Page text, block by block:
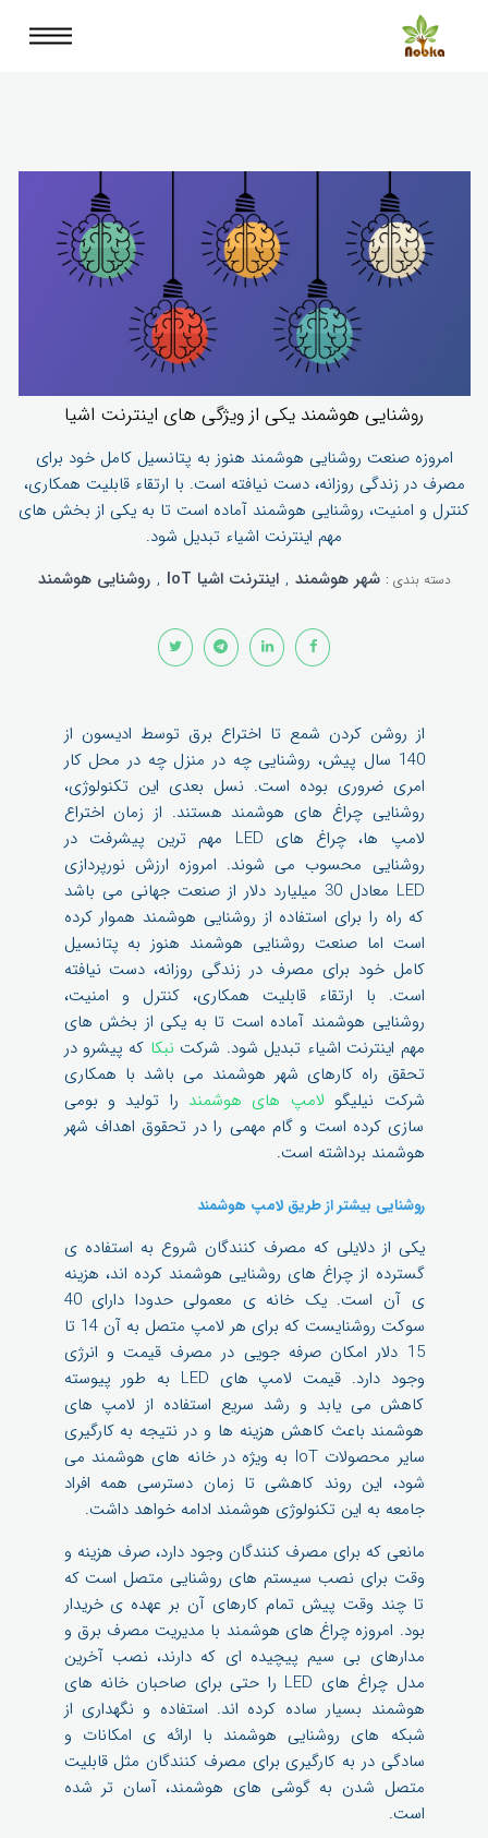
روشنایی هوشمند یکی از ویژگی های اینترنت اشیا
امروزه صنعت روشنایی هوشمند هنوز به پتانسیل کامل خود برای
مصرف در زندگی روزانه، دست نیافته است. با ارتقاء قابلیت همکاری،
کنترل و امنیت، روشنایی هوشمند آماده است تا به یکی از بخش های
مهم اینترنت اشیاء تبدیل شود.
دسته بندی : شهر هوشمند , اینترنت اشیا IoT , روشنایی هوشمند
از روشن کردن شمع تا اختراع برق توسط ادیسون از
140 سال پیش، روشنایی چه در منزل چه در محل کار
امری ضروری بوده است. نسل بعدی این تکنولوژی،
روشنایی چراغ های هوشمند هستند. از زمان اختراع
لامپ ها، چراغ های LED مهم ترین پیشرفت در
روشنایی محسوب می شوند. امروزه ارزش نورپردازی
LED معادل 30 میلیارد دلار از صنعت جهانی می باشد
که راه را برای استفاده از روشنایی هوشمند هموار کرده
است اما صنعت روشنایی هوشمند هنوز به پتانسیل
کامل خود برای مصرف در زندگی روزانه، دست نیافته
است. با ارتقاء قابلیت همکاری، کنترل و امنیت،
روشنایی هوشمند آماده است تا به یکی از بخش های
مهم اینترنت اشیاء تبدیل شود. شرکت نبکا که پیشرو در
تحقق راه کارهای شهر هوشمند می باشد با همکاری
شرکت نیلیگو لامپ های هوشمند را تولید و بومی
سازی کرده است و گام مهمی را در تحقوق اهداف شهر
هوشمند برداشته است.
روشنایی بیشتر از طریق لامپ هوشمند
یکی از دلایلی که مصرف کنندگان شروع به استفاده ی
گسترده از چراغ های روشنایی هوشمند کرده اند، هزینه
ی آن است. یک خانه ی معمولی حدودا دارای 40
سوکت روشنایست که برای هر لامپ متصل به آن 14 تا
15 دلار امکان صرفه جویی در مصرف قیمت و انرژی
وجود دارد. قیمت لامپ های LED به طور پیوسته
کاهش می یابد و رشد سریع استفاده از لامپ های
هوشمند باعث کاهش هزینه ها و در نتیجه به کارگیری
سایر محصولات IoT به ویژه در خانه های هوشمند می
شود، این روند کاهشی تا زمان دسترسی همه افراد
جامعه به این تکنولوژی هوشمند ادامه خواهد داشت.
مانعی که برای مصرف کنندگان وجود دارد، صرف هزینه و
وقت برای نصب سیستم های روشنایی متصل است که
تا چند وقت پیش تمام کارهای آن بر عهده ی خریدار
بود. امروزه چراغ های هوشمند با مدیریت مصرف برق و
مدارهای بی سیم پیچیده ای که دارند، نصب آخرین
مدل چراغ های LED را حتی برای صاحبان خانه های
هوشمند بسیار ساده کرده اند. استفاده و نگهداری از
شبکه های روشنایی هوشمند با ارائه ی امکانات و
سادگی در به کارگیری برای مصرف کنندگان مثل قابلیت
متصل شدن به گوشی های هوشمند، آسان تر شده
است.